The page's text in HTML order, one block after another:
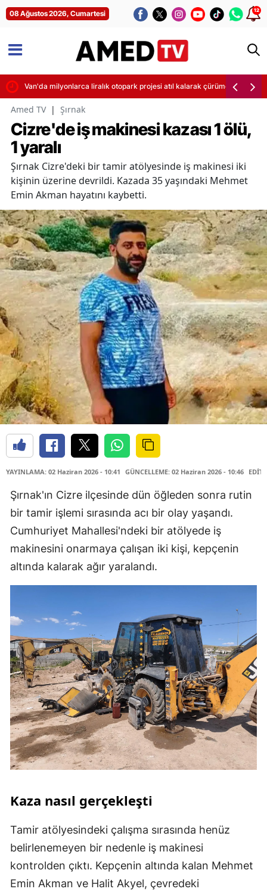
08 Ağustos 2026, Cumartesi 12
Van'da milyonlarca liralık otopark projesi atıl kalarak çürümeye terk
Amed TV | Şırnak
Cizre'de iş makinesi kazası 1 ölü,
1 yaralı
Şırnak Cizre'deki bir tamir atölyesinde iş makinesi iki
kişinin üzerine devrildi. Kazada 35 yaşındaki Mehmet
Emin Akman hayatını kaybetti.
YAYINLAMA: 02 Haziran 2026 - 10:41 GÜNCELLEME: 02 Haziran 2026 - 10:46
Şırnak'ın Cizre ilçesinde dün öğleden sonra rutin
bir tamir işlemi sırasında acı bir olay yaşandı.
Cumhuriyet Mahallesi'ndeki bir atölyede iş
makinesini onarmaya çalışan iki kişi, kepçenin
altında kalarak ağır yaralandı.
Kaza nasıl gerçekleşti
Tamir atölyesindeki çalışma sırasında henüz
belirlenemeyen bir nedenle iş makinesi
kontrolden çıktı. Kepçenin altında kalan Mehmet
Emin Akman ve Halit Akyel, çevredeki